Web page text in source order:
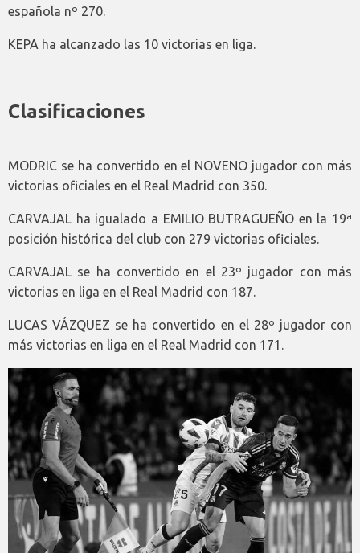
española nº 270.
KEPA ha alcanzado las 10 victorias en liga.
Clasificaciones
MODRIC se ha convertido en el NOVENO jugador con más
victorias oficiales en el Real Madrid con 350.
CARVAJAL ha igualado a EMILIO BUTRAGUEÑO en la 19ª
posición histórica del club con 279 victorias oficiales.
CARVAJAL se ha convertido en el 23º jugador con más
victorias en liga en el Real Madrid con 187.
LUCAS VÁZQUEZ se ha convertido en el 28º jugador con
más victorias en liga en el Real Madrid con 171.